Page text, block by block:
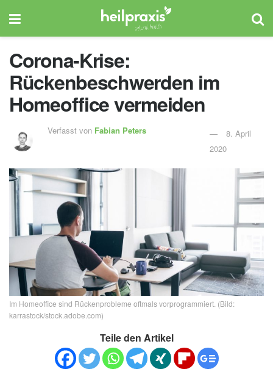
Corona-Krise:
Rückenbeschwerden im
Homeoffice vermeiden
Verfasst von Fabian Peters
8. April
2020
Im Homeoffice sind Rückenprobleme oftmals vorprogrammiert. (Bild:
karrastock/stock.adobe.com)
Teile den Artikel